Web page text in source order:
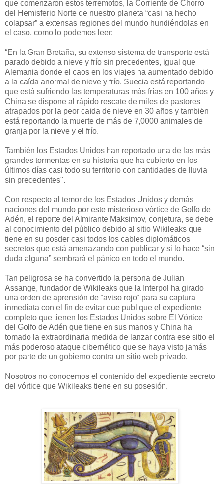
que comenzaron estos terremotos, la Corriente de Chorro
del Hemisferio Norte de nuestro planeta “casi ha hecho
colapsar” a extensas regiones del mundo hundiéndolas en
el caso, como lo podemos leer:
“En la Gran Bretaña, su extenso sistema de transporte está
parado debido a nieve y frío sin precedentes, igual que
Alemania donde el caos en los viajes ha aumentado debido
a la caída anormal de nieve y frío. Suecia está reportando
que está sufriendo las temperaturas más frías en 100 años y
China se dispone al rápido rescate de miles de pastores
atrapados por la peor caída de nieve en 30 años y también
está reportando la muerte de más de 7,0000 animales de
granja por la nieve y el frío.
También los Estados Unidos han reportado una de las más
grandes tormentas en su historia que ha cubierto en los
últimos días casi todo su territorio con cantidades de lluvia
sin precedentes".
Con respecto al temor de los Estados Unidos y demás
naciones del mundo por este misterioso vórtice de Golfo de
Adén, el reporte del Almirante Maksimov, conjetura, se debe
al conocimiento del público debido al sitio Wikileaks que
tiene en su posder casi todos los cables diplomáticos
secretos que está amenazando con publicar y si lo hace “sin
duda alguna” sembrará el pánico en todo el mundo.
Tan peligrosa se ha convertido la persona de Julian
Assange, fundador de Wikileaks que la Interpol ha girado
una orden de aprensión de “aviso rojo” para su captura
inmediata con el fin de evitar que publique el expediente
completo que tienen los Estados Unidos sobre El Vórtice
del Golfo de Adén que tiene en sus manos y China ha
tomado la extraordinaria medida de lanzar contra ese sitio el
más poderoso ataque cibernético que se haya visto jamás
por parte de un gobierno contra un sitio web privado.
Nosotros no conocemos el contenido del expediente secreto
del vórtice que Wikileaks tiene en su posesión.